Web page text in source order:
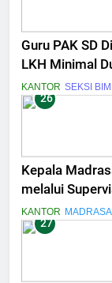
Guru PAK SD
LKH Minimal
KANTOR SEKSI
26
Kepala
melalui
KANTOR
27